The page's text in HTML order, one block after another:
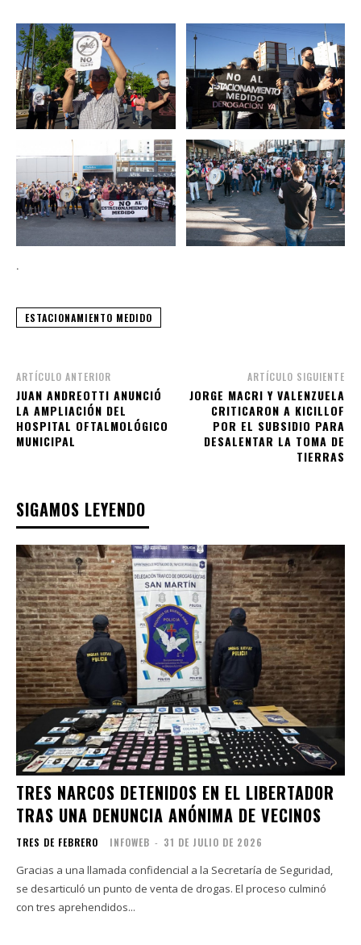
.
ESTACIONAMIENTO MEDIDO
ARTÍCULO ANTERIOR
JUAN ANDREOTTI ANUNCIÓ
LA AMPLIACIÓN DEL
HOSPITAL OFTALMOLÓGICO
MUNICIPAL
ARTÍCULO SIGUIENTE
JORGE MACRI Y VALENZUELA
CRITICARON A KICILLOF
POR EL SUBSIDIO PARA
DESALENTAR LA TOMA DE
TIERRAS
SIGAMOS LEYENDO
TRES NARCOS DETENIDOS EN EL LIBERTADOR
TRAS UNA DENUNCIA ANÓNIMA DE VECINOS
TRES DE FEBRERO INFOWEB - 31 DE JULIO DE 2026
Gracias a una llamada confidencial a la Secretaría de Seguridad,
se desarticuló un punto de venta de drogas. El proceso culminó
con tres aprehendidos...